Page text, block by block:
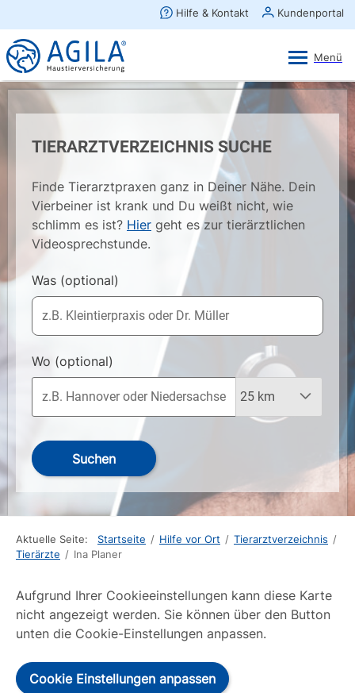
TIERARZTVERZEICHNIS SUCHE
Finde Tierarztpraxen ganz in Deiner Nähe. Dein
Vierbeiner ist krank und Du weißt nicht, wie
schlimm es ist? Hier geht es zur tierärztlichen
Videosprechstunde.
Was (optional)
Wo (optional)
Suchen
Aktuelle Seite: Startseite / Hilfe vor Ort / Tierarztverzeichnis /
Tierärzte / Ina Planer
Aufgrund Ihrer Cookieeinstellungen kann diese Karte
nicht angezeigt werden. Sie können über den Button
unten die Cookie-Einstellungen anpassen.
Cookie Einstellungen anpassen
×
AGILA Kunden-App
Gratis - Im Play Store laden
Ansehen